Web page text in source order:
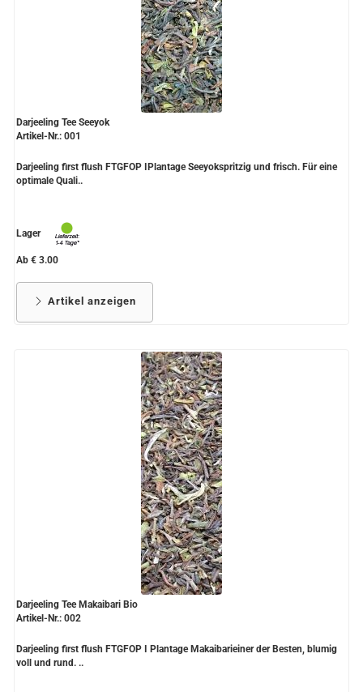
Darjeeling Tee Seeyok
Artikel-Nr.: 001
Darjeeling first flush FTGFOP IPlantage Seeyokspritzig und frisch. Für eine
optimale Quali..
Lager
Ab € 3.00
Artikel anzeigen
Darjeeling Tee Makaibari Bio
Artikel-Nr.: 002
Darjeeling first flush FTGFOP I Plantage Makaibarieiner der Besten, blumig
voll und rund. ..